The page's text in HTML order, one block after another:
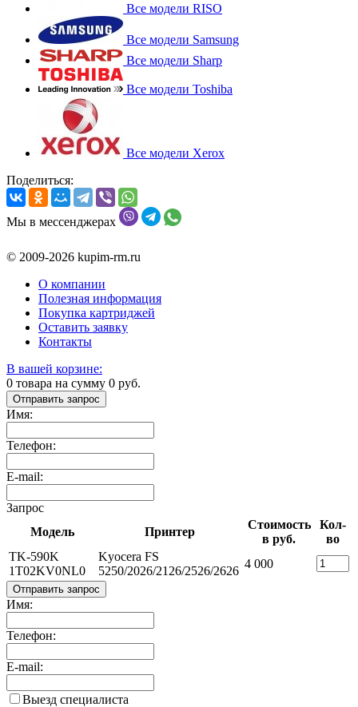
Все модели RISO
Все модели Samsung
Все модели Sharp
Все модели Toshiba
Все модели Xerox
Поделиться:
Мы в мессенджерах
© 2009-2026 kupim-rm.ru
О компании
Полезная информация
Покупка картриджей
Оставить заявку
Контакты
В вашей корзине:
0 товара на сумму 0 руб.
Отправить запрос
Имя:
Телефон:
E-mail:
Запрос
Модель
Принтер
Стоимость
в руб.
Кол-
во
TK-590K
1T02KV0NL0
Kyocera FS
5250/2026/2126/2526/2626
4 000
Отправить запрос
Имя:
Телефон:
E-mail:
Выезд специалиста